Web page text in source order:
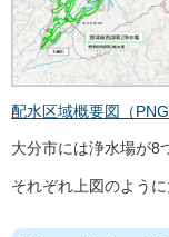
配水区域概要図（PNG
大分市には浄水場が8
それぞれ上図のよう